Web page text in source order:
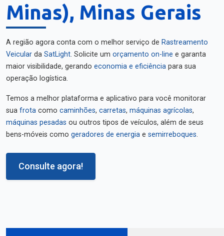
Minas), Minas Gerais
A região agora conta com o melhor serviço de Rastreamento
Veicular da SatLight. Solicite um orçamento on-line e garanta
maior visibilidade, gerando economia e eficiência para sua
operação logística.
Temos a melhor plataforma e aplicativo para você monitorar
sua frota como caminhões, carretas, máquinas agrícolas,
máquinas pesadas ou outros tipos de veículos, além de seus
bens-móveis como geradores de energia e semirreboques.
Consulte agora!